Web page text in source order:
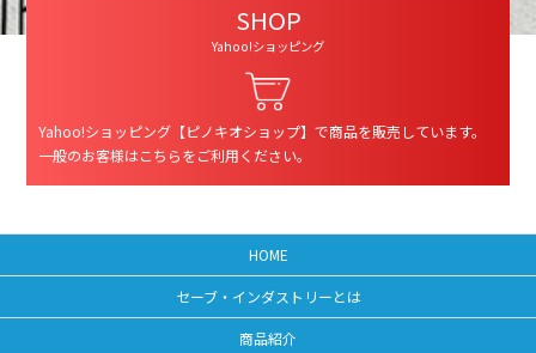
SHOP
Yahoo!ショッピング
Yahoo!ショッピング【ピノキオショップ】で商品を販売しています。
一般のお客様はこちらをご利用ください。
HOME
セーブ・インダストリーとは
商品紹介